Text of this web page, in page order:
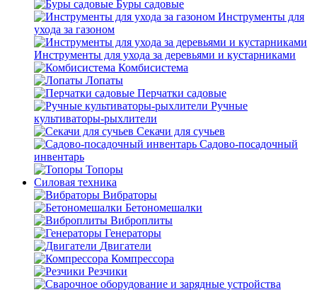
Буры садовые
Инструменты для
ухода за газоном
Инструменты для ухода за деревьями и кустарниками
Комбисистема
Лопаты
Перчатки садовые
Ручные
культиваторы-рыхлители
Секачи для сучьев
Садово-посадочный
инвентарь
Топоры
Силовая техника
Вибраторы
Бетономешалки
Виброплиты
Генераторы
Двигатели
Компрессора
Резчики